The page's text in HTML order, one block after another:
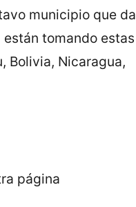
municipio que da
están tomando estas
Bolivia, Nicaragua,
página